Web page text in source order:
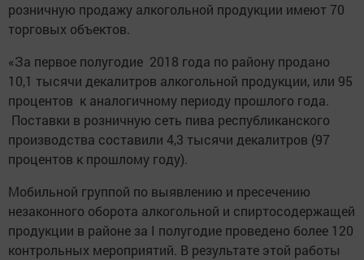
розничную продажу алкогольной продукции имеют 70
торговых объектов.
«За первое полугодие 2018 года по району продано
10,1 тысячи декалитров алкогольной продукции, или 95
процентов к аналогичному периоду прошлого года.
Поставки в розничную сеть пива республиканского
производства составили 4,3 тысячи декалитров (97
процентов к прошлому году).
Мобильной группой по выявлению и пресечению
незаконного оборота алкогольной и спиртосодержащей
продукции в районе за I полугодие проведено более 120
контрольных мероприятий. В результате этой работы